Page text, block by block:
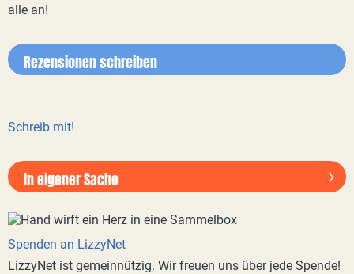
alle an!
Rezensionen schreiben
Schreib mit!
In eigener Sache
Spenden an LizzyNet
LizzyNet ist gemeinnützig. Wir freuen uns über jede Spende!